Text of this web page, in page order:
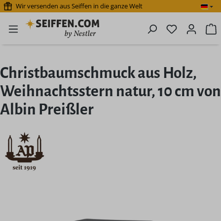
Zum Hauptinhalt springen
Wir versenden aus Seiffen in die ganze Welt
Du hast 0
Christbaumschmuck aus Holz,
Weihnachtsstern natur, 10 cm von
Albin Preißler